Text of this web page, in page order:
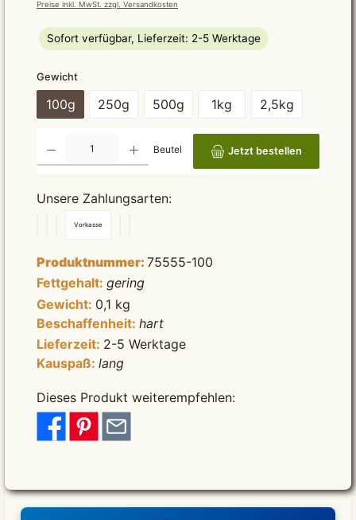
Preise inkl. MwSt. zzgl. Versandkosten
Sofort verfügbar, Lieferzeit: 2-5 Werktage
Gewichtauswählen
100g 250g 500g 1kg 2,5kg
Produkt Anzahl: Gib den gewünschten Wert ein oder benutze die Schaltflächen um die
Beutel Jetzt bestellen
Unsere Zahlungsarten:
Vorkasse
Produktnummer: 75555-100
Fettgehalt: gering
Gewicht: 0,1 kg
Beschaffenheit: hart
Lieferzeit: 2-5 Werktage
Kauspaß: lang
Dieses Produkt weiterempfehlen: